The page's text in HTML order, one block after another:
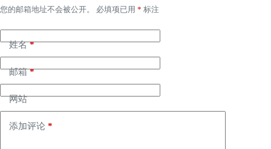
您的邮箱地址不会被公开。 必填项已用 * 标注
姓名*
邮箱*
网站
添加评论 *